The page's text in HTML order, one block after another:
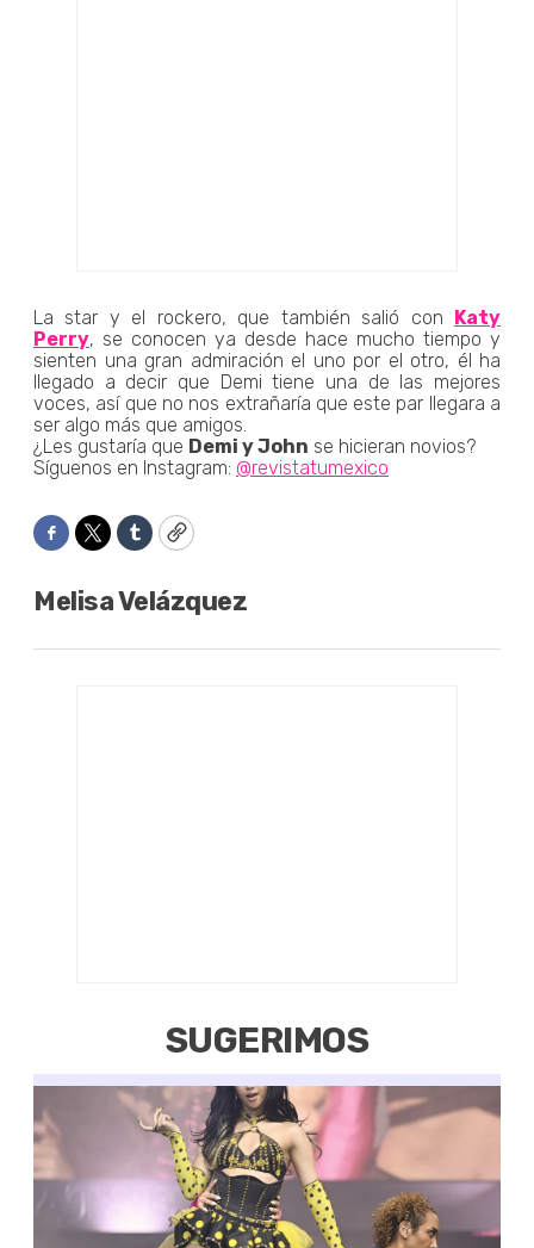
La star y el rockero, que también salió con Katy
Perry, se conocen ya desde hace mucho tiempo y
sienten una gran admiración el uno por el otro, él ha
llegado a decir que Demi tiene una de las mejores
voces, así que no nos extrañaría que este par llegara a
ser algo más que amigos.
¿Les gustaría que Demi y John se hicieran novios?
Síguenos en Instagram: @revistatumexico
Facebook
TwitterTumblrCopy
Melisa Velázquez
SUGERIMOS